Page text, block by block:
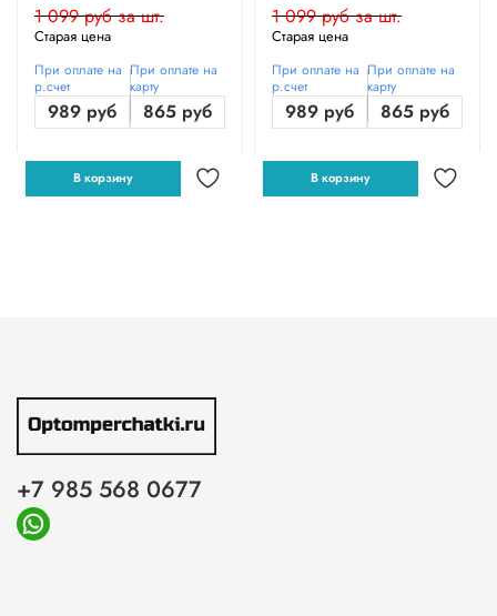
1 099 руб за шт.
Старая цена
При оплате на
р.счет
989 руб
При оплате на
карту
865 руб
В корзину
1 099 руб за шт.
Старая цена
При оплате на
р.счет
989 руб
При оплате на
карту
865 руб
В корзину
+7 985 568 0677